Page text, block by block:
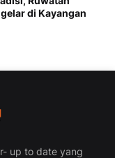
di Kayangan
up to date yang